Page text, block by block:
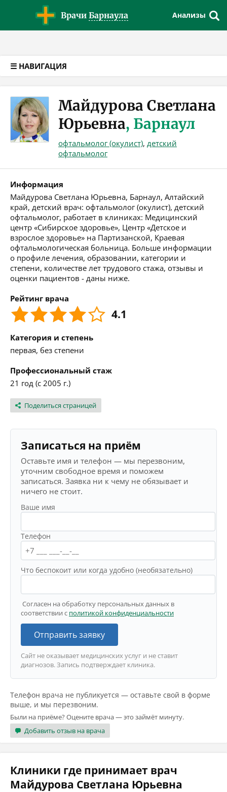
Врачи Барнаула Анализы
☰ НАВИГАЦИЯ
Майдурова Светлана
Юрьевна, Барнаул
офтальмолог (окулист), детский
офтальмолог
Информация
Майдурова Светлана Юрьевна, Барнаул, Алтайский
край, детский врач: офтальмолог (окулист), детский
офтальмолог, работает в клиниках: Медицинский
центр «Сибирское здоровье», Центр «Детское и
взрослое здоровье» на Партизанской, Краевая
офтальмологическая больница. Больше информации
о профиле лечения, образовании, категории и
степени, количестве лет трудового стажа, отзывы и
оценки пациентов - даны ниже.
Рейтинг врача
4.1
Категория и степень
первая, без степени
Профессиональный стаж
21 год (с 2005 г.)
Поделиться страницей
Записаться на приём
Оставьте имя и телефон — мы перезвоним,
уточним свободное время и поможем
записаться. Заявка ни к чему не обязывает и
ничего не стоит.
Ваше имя
Телефон
Что беспокоит или когда удобно (необязательно)
Согласен на обработку персональных данных в
соответствии с политикой конфиденциальности
Отправить заявку
Сайт не оказывает медицинских услуг и не ставит
диагнозов. Запись подтверждает клиника.
Телефон врача не публикуется — оставьте свой в форме
выше, и мы перезвоним.
Были на приёме? Оцените врача — это займёт минуту.
Добавить отзыв на врача
Клиники где принимает врач
Майдурова Светлана Юрьевна